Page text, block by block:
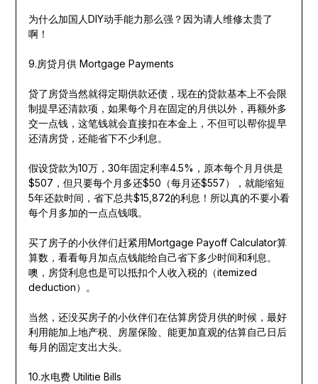
为什么加国人DIY动手能力那么强？因为请人维修太贵了
啊！
9.房贷月供 Mortgage Payments
贷了房贷当然就得定期供款还债，现在的贷款基本上不会限
制提早还清款项，如果每个月在固定的月供以外，再额外多
交一点钱，这笔钱就会直接扣在本金上，不但可以帮你提早
还清房贷，还能省下不少利息。
假设贷款为10万，30年固定利率4.5%，原本每个月月供是
$507，但只要每个月多还$50（每月还$557），就能缩短
5年还款时间，省下总共$15,872的利息！所以真的不要小看
每个月多加的一点点钱哦。
买了房子的小伙伴们赶紧用Mortgage Payoff Calculator算
算数，看看每月加点点钱能给自己省下多少时间和利息。
噢，房贷利息也是可以抵扣个人收入税的（itemized
deduction）。
当然，还没买房子的小伙伴们在估算房贷月供的时候，最好
利用能加上地产税、房屋保险、能更加直观的估算自己日后
每月的固定支出大头。
10.水电费 Utilitie Bills